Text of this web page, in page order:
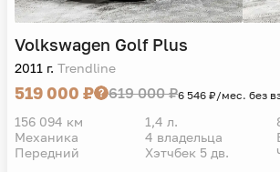
Volkswagen Golf Plus
2011 г. Trendline
519 000 ₽ 619 000 ₽6 546 ₽/мес. без
156 094 км 1,4 л.
Механика
4 владельца
Передний
Хэтчбек 5 дв.